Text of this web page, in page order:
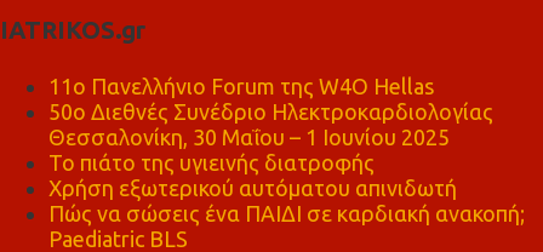
IATRIKOS.gr
11ο Πανελλήνιο Forum της W4O Hellas
50ο Διεθνές Συνέδριο Ηλεκτροκαρδιολογίας
Θεσσαλονίκη, 30 Μαΐου – 1 Ιουνίου 2025
Το πιάτο της υγιεινής διατροφής
Χρήση εξωτερικού αυτόματου απινιδωτή
Πώς να σώσεις ένα ΠΑΙΔΙ σε καρδιακή ανακοπή;
Paediatric BLS